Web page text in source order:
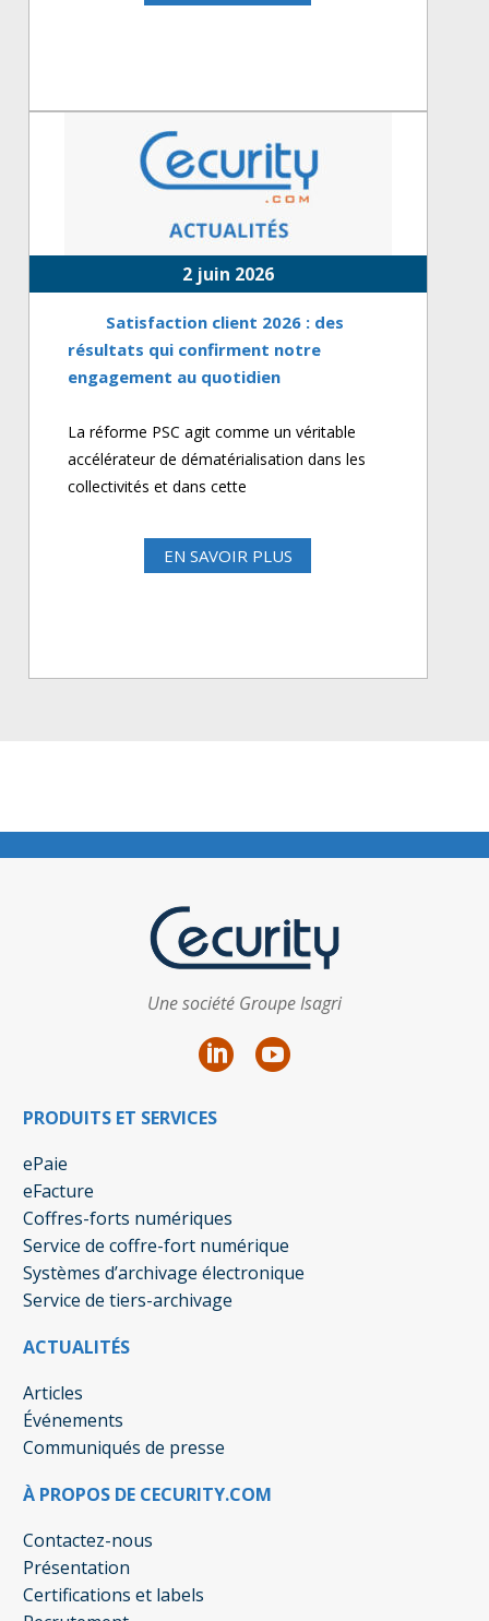
2 juin 2026
Satisfaction client 2026 : des
résultats qui confirment notre
engagement au quotidien
La réforme PSC agit comme un véritable
accélérateur de dématérialisation dans les
collectivités et dans cette
EN SAVOIR PLUS
Une société Groupe Isagri
PRODUITS ET SERVICES
ePaie
eFacture
Coffres-forts numériques
Service de coffre-fort numérique
Systèmes d’archivage électronique
Service de tiers-archivage
ACTUALITÉS
Articles
Événements
Communiqués de presse
À PROPOS DE CECURITY.COM
Contactez-nous
Présentation
Certifications et labels